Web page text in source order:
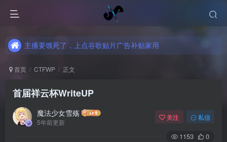
主播要饿死了，上点谷歌贴片广告补贴家用
主播要饿死了，上点谷歌贴片广告补贴家用
首页 CTFWP 正文
首届祥云杯WriteUP
魔法少女雪殇
5年前更新
关注 私信
1153 0